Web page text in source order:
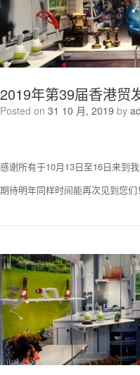
2019年第39届香港贸
Posted on 31 10 月, 2019 by
感谢所有于10月13日至16日来到我
期待明年同样时间能再次见到您们！